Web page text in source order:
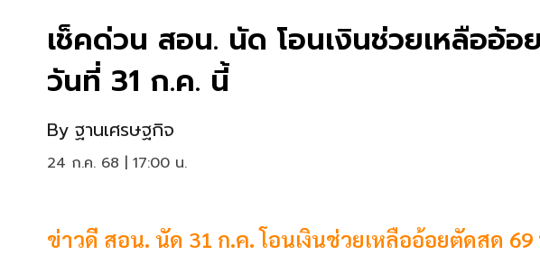
เช็คด่วน สอน. นัด โอนเงินช่วยเหลืออ้
วันที่ 31 ก.ค. นี้
By ฐานเศรษฐกิจ
24 ก.ค. 68 | 17:00 น.
ข่าวดี สอน. นัด 31 ก.ค. โอนเงินช่วยเหลืออ้อยตัดสด